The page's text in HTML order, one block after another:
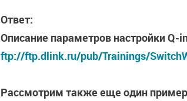
Ответ:
Описание параметров настройкиQ-
ftp://ftp.dlink.ru/pub/Trainings/
Рассмотрим также еще один